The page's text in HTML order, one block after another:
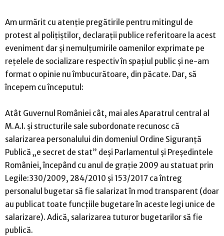
Am urmărit cu atenție pregătirile pentru mitingul de
protest al polițiștilor, declarații publice referitoare la acest
eveniment dar și nemulțumirile oamenilor exprimate pe
rețelele de socializare respectiv în spațiul public și ne-am
format o opinie nu îmbucurătoare, din păcate. Dar, să
începem cu începutul:
Atât Guvernul României cât, mai ales Aparatrul central al
M.A.I. și structurile sale subordonate recunosc că
salarizarea personalului din domeniul Ordine Siguranță
Publică „e secret de stat” deși Parlamentul și Președintele
României, începând cu anul de grație 2009 au statuat prin
Legile:330/2009, 284/2010 și 153/2017 ca întreg
personalul bugetar să fie salarizat în mod transparent (doar
au publicat toate funcțiile bugetare în aceste legi unice de
salarizare). Adică, salarizarea tuturor bugetarilor să fie
publică.